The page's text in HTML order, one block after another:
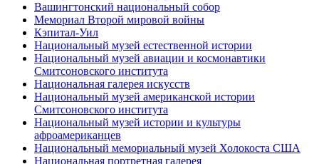
Вашингтонский национальный собор
Мемориал Второй мировой войны
Кэпитал-Уил
Национальный музей естественной истории
Национальный музей авиации и космонавтики
Смитсоновского института
Национальная галерея искусств
Национальный музей американской истории
Смитсоновского института
Национальный музей истории и культуры
афроамериканцев
Национальный мемориальный музей Холокоста США
Национальная портретная галерея